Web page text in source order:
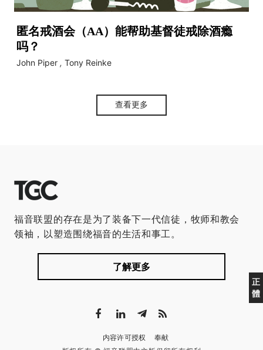
匿名戒酒会（AA）能帮助基督徒戒除酒瘾
吗？
John Piper , Tony Reinke
查看更多
正
體
福音联盟的存在是为了装备下一代信徒，牧师和教会
领袖，以塑造围绕福音的生活和事工。
了解更多
内容许可授权
奉献